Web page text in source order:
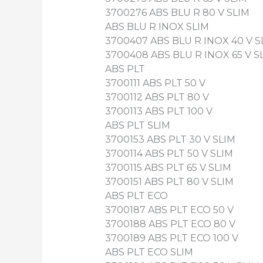
3700276 ABS BLU R 80 V SLIM
ABS BLU R INOX SLIM
3700407 ABS BLU R INOX 40 V
3700408 ABS BLU R INOX 65 V
ABS PLT
3700111 ABS PLT 50 V
3700112 ABS PLT 80 V
3700113 ABS PLT 100 V
ABS PLT SLIM
3700153 ABS PLT 30 V SLIM
3700114 ABS PLT 50 V SLIM
3700115 ABS PLT 65 V SLIM
3700151 ABS PLT 80 V SLIM
ABS PLT ECO
3700187 ABS PLT ECO 50 V
3700188 ABS PLT ECO 80 V
3700189 ABS PLT ECO 100 V
ABS PLT ECO SLIM